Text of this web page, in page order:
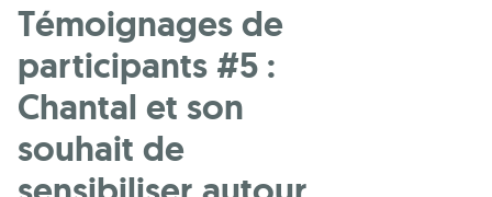
Témoignages de
participants #5 :
Chantal et son
souhait de